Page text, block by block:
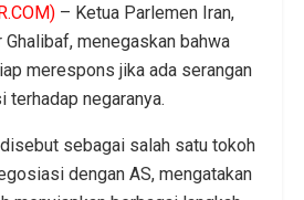
– Ketua Parlemen Iran,
menegaskan bahwa
merespons jika ada serangan
terhadap negaranya.
sebagai salah satu tokoh
dengan AS, mengatakan